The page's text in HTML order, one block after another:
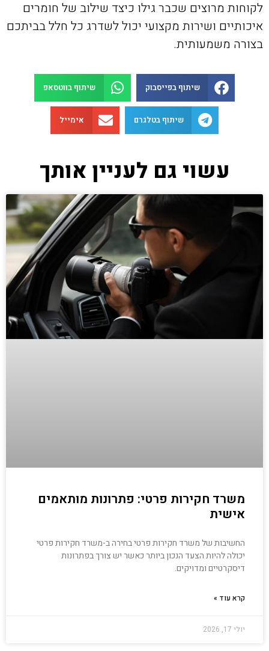
לקוחות מרוצים שכבר גילו כיצד שילוב של חומרים
איכותיים ושירות מקצועי יכול לשדרג כל חלל בביתכם
בצורה משמעותית.
שיתוף בפייסבוק שיתוף בווטסאפ
שיתוף בטלגרם אימייל
עשוי גם לעניין אותך
משרד חקירות פרטי: פתרונות מותאמים
אישית
החשיבות של משרד חקירות פרטי בחירה ב-משרד חקירות פרטי
יכולה להיות הצעד הנכון ביותר כאשר יש צורך בפתרונות
דיסקרטיים ומדויקים.
קרא עוד »
יולי 17, 2026